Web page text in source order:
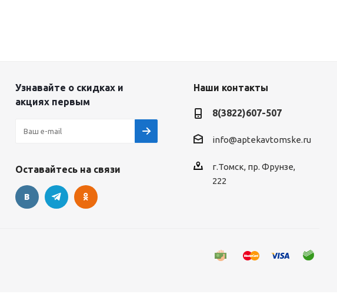
Узнавайте о скидках и
акциях первым
Оставайтесь на связи
Наши контакты
8(3822)607-507
info@aptekavtomske.ru
г.Томск, пр. Фрунзе,
222